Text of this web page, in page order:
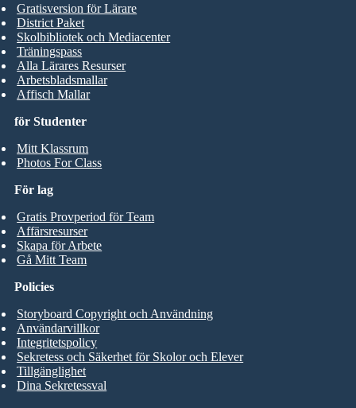
för Studenter
Mitt Klassrum
Photos For Class
Gratisversion för Lärare
District Paket
Skolbibliotek och Mediacenter
Träningspass
Alla Lärares Resurser
Arbetsbladsmallar
Affisch Mallar
För lag
Gratis Provperiod för Team
Affärsresurser
Skapa för Arbete
Gå Mitt Team
Policies
Storyboard Copyright och Användning
Användarvillkor
Integritetspolicy
Sekretess och Säkerhet för Skolor och Elever
Tillgänglighet
Dina Sekretessval